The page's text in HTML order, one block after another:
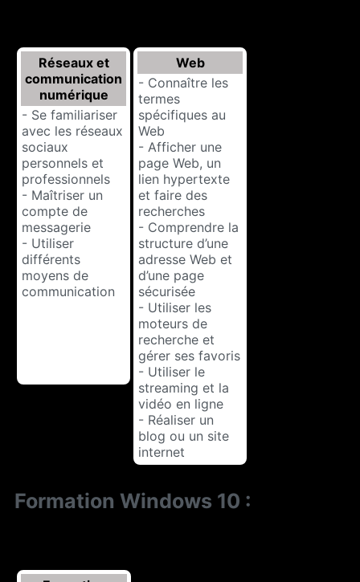
Réseaux et
communication
numérique
- Se familiariser
avec les réseaux
sociaux
personnels et
professionnels
- Maîtriser un
compte de
messagerie
- Utiliser
différents
moyens de
communication
Web
- Connaître les
termes
spécifiques au
Web
- Afficher une
page Web, un
lien hypertexte
et faire des
recherches
- Comprendre la
structure d’une
adresse Web et
d’une page
sécurisée
- Utiliser les
moteurs de
recherche et
gérer ses favoris
- Utiliser le
streaming et la
vidéo en ligne
- Réaliser un
blog ou un site
internet
Formation Windows 10 :